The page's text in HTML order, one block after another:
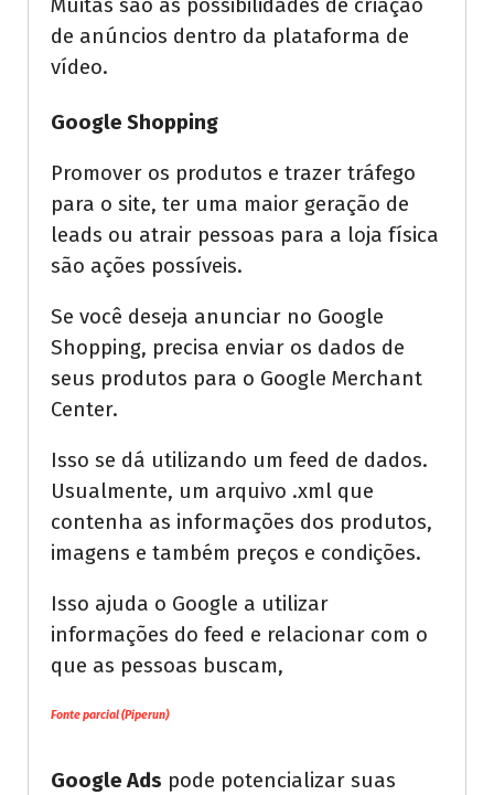
Muitas são as possibilidades de criação
de anúncios dentro da plataforma de
vídeo.
Google Shopping
Promover os produtos e trazer tráfego
para o site, ter uma maior geração de
leads ou atrair pessoas para a loja física
são ações possíveis.
Se você deseja anunciar no Google
Shopping, precisa enviar os dados de
seus produtos para o Google Merchant
Center.
Isso se dá utilizando um feed de dados.
Usualmente, um arquivo .xml que
contenha as informações dos produtos,
imagens e também preços e condições.
Isso ajuda o Google a utilizar
informações do feed e relacionar com o
que as pessoas buscam,
Fonte parcial (Piperun)
Google Ads pode potencializar suas